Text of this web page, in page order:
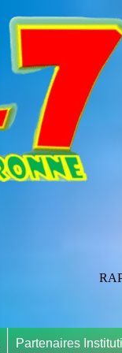
RAPPEL INFO :
Partenaires